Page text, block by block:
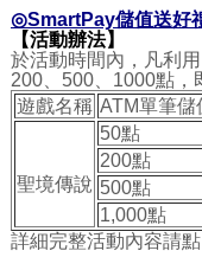
◎SmartPay儲值送好
【活動辦法】
於活動時間內，凡利用
200、500、1000點，
遊戲名稱 ATM單筆儲
聖境傳說
50點
200點
500點
1,000點
詳細完整活動內容請點